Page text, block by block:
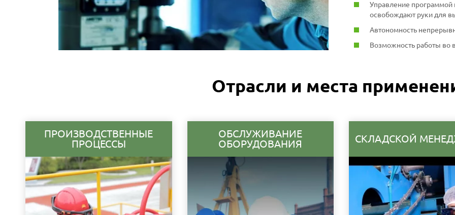
Управление
освобождают руки для
Автономность
Возможность работы во
Отрасли и места
ПРОИЗВОДСТВЕННЫЕ
ПРОЦЕССЫ
ОБСЛУЖИВАНИЕ
ОБОРУДОВАНИЯ
СКЛАДСКОЙ